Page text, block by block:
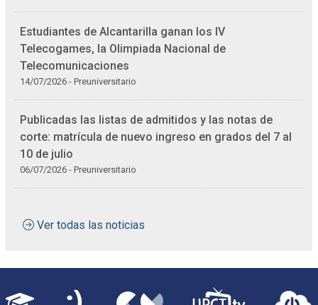
Estudiantes de Alcantarilla ganan los IV
Telecogames, la Olimpiada Nacional de
Telecomunicaciones
14/07/2026 - Preuniversitario
Publicadas las listas de admitidos y las notas de
corte: matrícula de nuevo ingreso en grados del 7 al
10 de julio
06/07/2026 - Preuniversitario
Ver todas las noticias